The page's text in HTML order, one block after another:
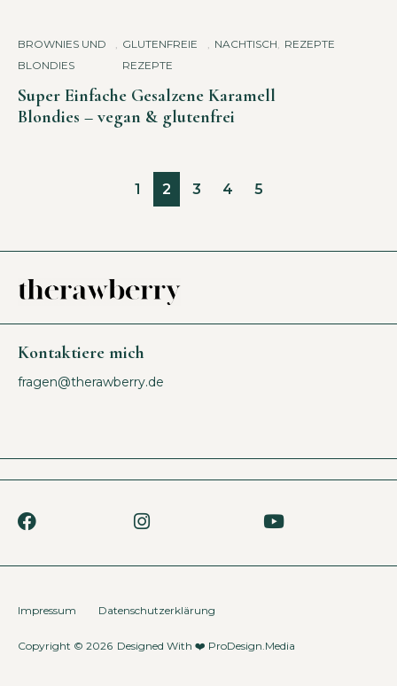
BROWNIES UND
BLONDIES
, GLUTENFREIE
REZEPTE
, NACHTISCH, REZEPTE
Super Einfache Gesalzene Karamell
Blondies – vegan & glutenfrei
1 2 3 4 5
Kontaktiere mich
fragen@therawberry.de
Copyright © 2026 Designed With ❤️ ProDesign.Media
Impressum Datenschutzerklärung